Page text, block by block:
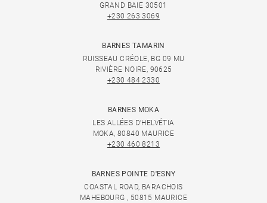
GRAND BAIE 30501
+230 263 3069
BARNES TAMARIN
RUISSEAU CRÉOLE, BG 09 MU
RIVIÈRE NOIRE, 90625
+230 484 2330
BARNES MOKA
LES ALLÉES D'HELVÉTIA
MOKA, 80840 MAURICE
+230 460 8213
BARNES POINTE D'ESNY
COASTAL ROAD, BARACHOIS
MAHEBOURG , 50815 MAURICE